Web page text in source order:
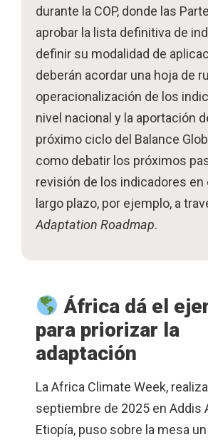
durante la COP, donde las
aprobar la lista definitiva de
definir su modalidad de
deberán acordar una hoja de
operacionalización de los
nivel nacional y la aportación
próximo ciclo del Balance
como debatir los próximos
revisión de los indicadores en
largo plazo, por ejemplo, a
Adaptation Roadmap.
África dá el
para priorizar la
adaptación
La Africa Climate Week,
septiembre de 2025 en Addis
Etiopía, puso sobre la mesa